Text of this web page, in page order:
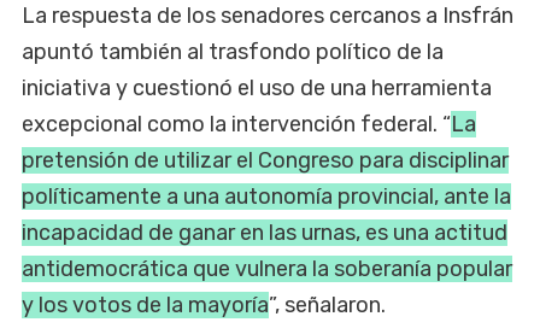
La respuesta de los senadores cercanos a Insfrán
apuntó también al trasfondo político de la
iniciativa y cuestionó el uso de una herramienta
excepcional como la intervención federal. “La
pretensión de utilizar el Congreso para disciplinar
políticamente a una autonomía provincial, ante la
incapacidad de ganar en las urnas, es una actitud
antidemocrática que vulnera la soberanía popular
y los votos de la mayoría”, señalaron.